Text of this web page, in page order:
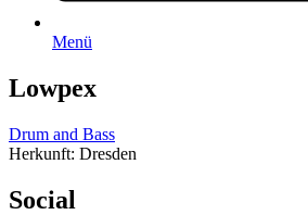
Menü
Lowpex
Drum and Bass
Herkunft: Dresden
Social